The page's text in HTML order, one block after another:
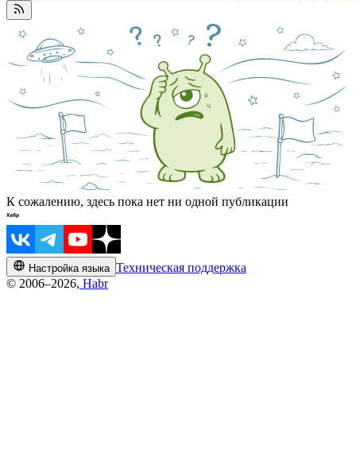
К сожалению, здесь пока нет ни одной публикации
Настройка языка Техническая поддержка
© 2006–2026, Habr